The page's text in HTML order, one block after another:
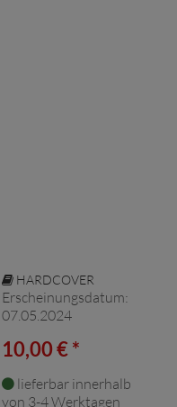
HARDCOVER
Erscheinungsdatum:
07.05.2024
10,00 € *
lieferbar innerhalb
von 3-4 Werktagen